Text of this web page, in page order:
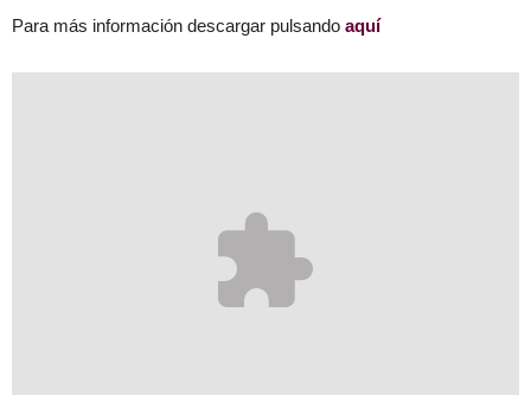
Para más información descargar pulsando aquí